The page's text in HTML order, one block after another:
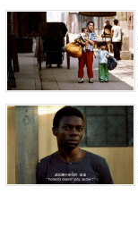
共3页: 上一页